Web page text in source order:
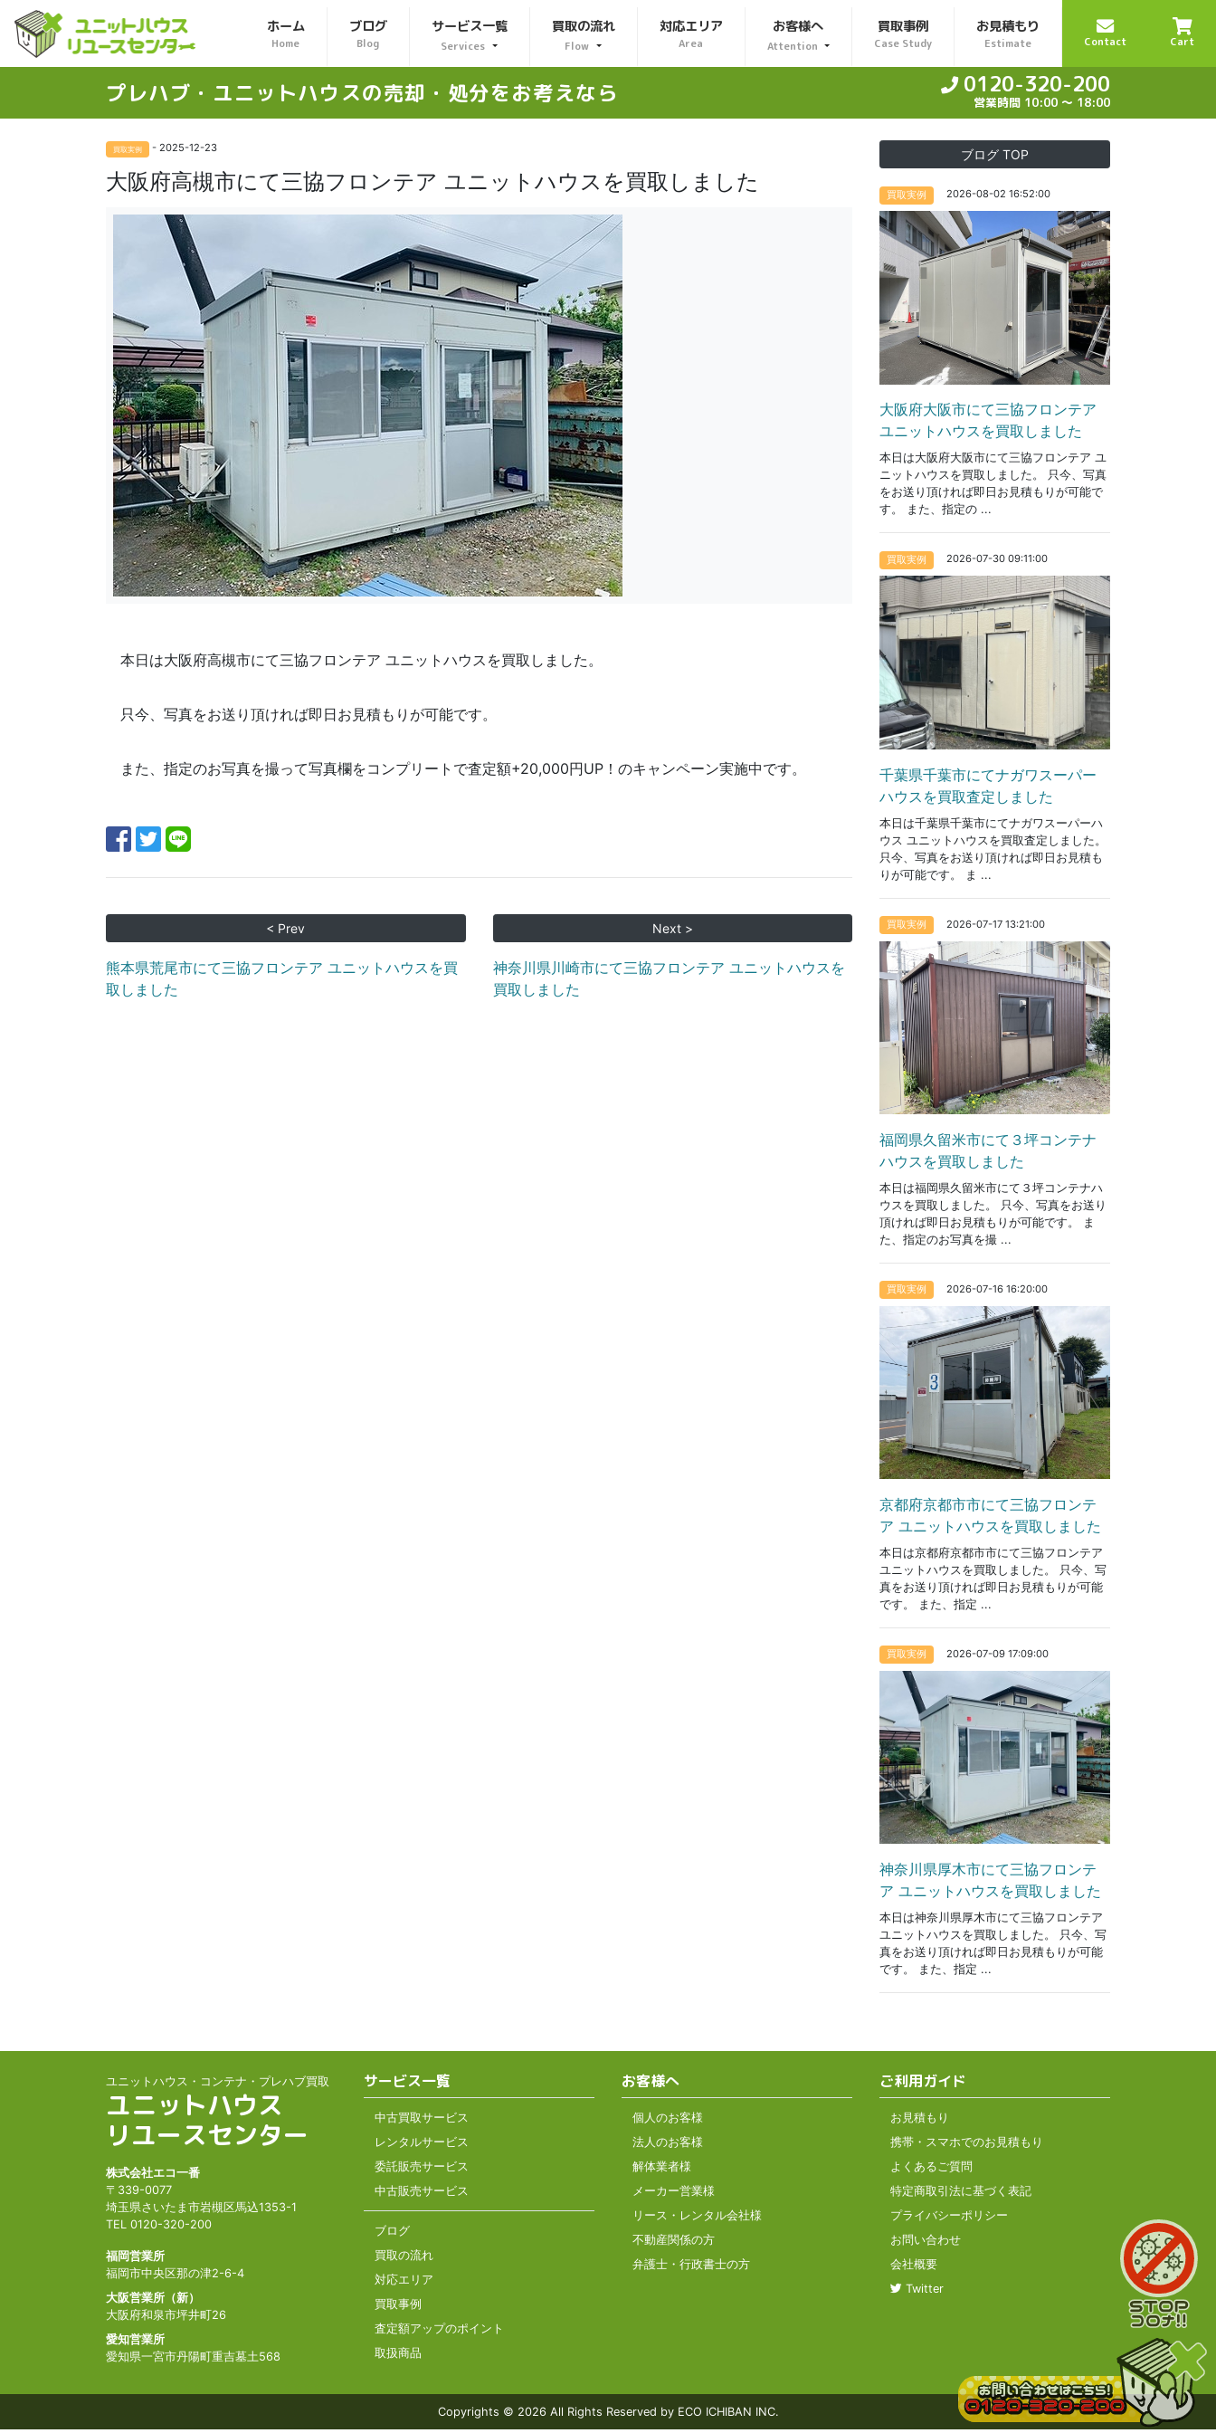
ホーム
Home
ブログ
Blog
サービス一覧
Services
買取の流れ
Flow
対応エリア
Area
お客様へ
Attention
買取事例
Case Study
お見積もり
Estimate Contact Cart
プレハブ・ユニットハウスの売却・処分をお考えなら 0120-320-200
営業時間 10:00 〜 18:00
買取実例 - 2025-12-23
大阪府高槻市にて三協フロンテア ユニットハウスを買取しました
本日は大阪府高槻市にて三協フロンテア ユニットハウスを買取しました。
只今、写真をお送り頂ければ即日お見積もりが可能です。
また、指定のお写真を撮って写真欄をコンプリートで査定額+20,000円UP！のキャンペーン実施中です。
< Prev
熊本県荒尾市にて三協フロンテア ユニットハウスを買
取しました
Next >
神奈川県川崎市にて三協フロンテア ユニットハウスを
買取しました
ブログ TOP
買取実例 2026-08-02 16:52:00
大阪府大阪市にて三協フロンテア
ユニットハウスを買取しました
本日は大阪府大阪市にて三協フロンテア ユ
ニットハウスを買取しました。 只今、写真
をお送り頂ければ即日お見積もりが可能で
す。 また、指定の ...
買取実例 2026-07-30 09:11:00
千葉県千葉市にてナガワスーパー
ハウスを買取査定しました
本日は千葉県千葉市にてナガワスーパーハ
ウス ユニットハウスを買取査定しました。
只今、写真をお送り頂ければ即日お見積も
りが可能です。 ま ...
買取実例 2026-07-17 13:21:00
福岡県久留米市にて３坪コンテナ
ハウスを買取しました
本日は福岡県久留米市にて３坪コンテナハ
ウスを買取しました。 只今、写真をお送り
頂ければ即日お見積もりが可能です。 ま
た、指定のお写真を撮 ...
買取実例 2026-07-16 16:20:00
京都府京都市市にて三協フロンテ
ア ユニットハウスを買取しました
本日は京都府京都市市にて三協フロンテア
ユニットハウスを買取しました。 只今、写
真をお送り頂ければ即日お見積もりが可能
です。 また、指定 ...
買取実例 2026-07-09 17:09:00
神奈川県厚木市にて三協フロンテ
ア ユニットハウスを買取しました
本日は神奈川県厚木市にて三協フロンテア
ユニットハウスを買取しました。 只今、写
真をお送り頂ければ即日お見積もりが可能
です。 また、指定 ...
ユニットハウス・コンテナ・プレハブ買取
ユニットハウス
リユースセンター
株式会社エコ一番
〒339-0077
埼玉県さいたま市岩槻区馬込1353-1
TEL 0120-320-200
福岡営業所
福岡市中央区那の津2-6-4
大阪営業所（新）
大阪府和泉市坪井町26
愛知営業所
愛知県一宮市丹陽町重吉墓土568
サービス一覧
中古買取サービス
レンタルサービス
委託販売サービス
中古販売サービス
ブログ
買取の流れ
対応エリア
買取事例
査定額アップのポイント
取扱商品
お客様へ
個人のお客様
法人のお客様
解体業者様
メーカー営業様
リース・レンタル会社様
不動産関係の方
弁護士・行政書士の方
ご利用ガイド
お見積もり
携帯・スマホでのお見積もり
よくあるご質問
特定商取引法に基づく表記
プライバシーポリシー
お問い合わせ
会社概要
Twitter
Copyrights © 2026 All Rights Reserved by ECO ICHIBAN INC.